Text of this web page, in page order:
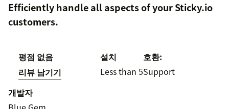
Efficiently handle all aspects of your Sticky.io
customers.
평점 없음
리뷰 남기기
설치
Less than 5
호환:
Support
개발자